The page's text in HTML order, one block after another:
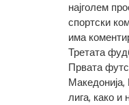
најголем
спортски
има
Третата
Првата
лига, како и